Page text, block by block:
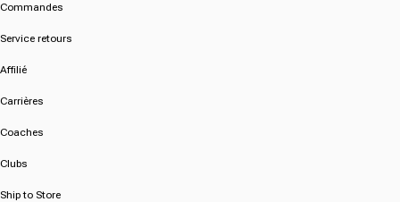
Commandes
Service retours
Affilié
Carrières
Coaches
Clubs
Ship to Store